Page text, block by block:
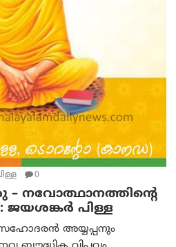
0
– നവോത്ഥാനത്തിന്റെ
ജയശങ്കര്‍ പിള്ള
അയ്യപ്പനും